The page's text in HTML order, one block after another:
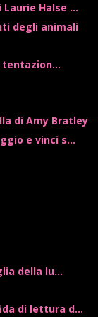
Laurie Halse ...
degli animali
di Amy Bratley
e vinci s...
della lu...
di lettura d...